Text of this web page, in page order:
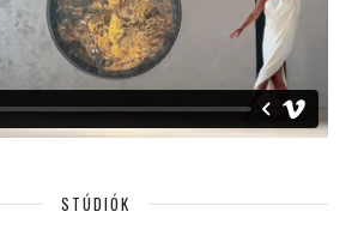
STÚDIÓK